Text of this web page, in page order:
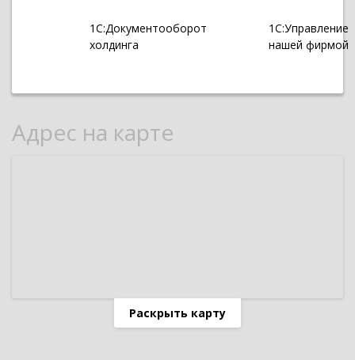
1С:Документооборот
холдинга
1С:Управление
нашей фирмой
Адрес на карте
Раскрыть карту